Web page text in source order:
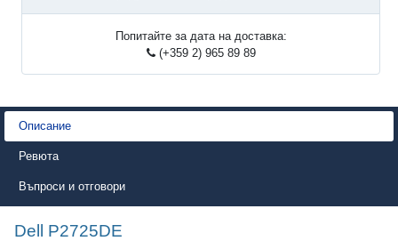
Попитайте за дата на доставка:
(+359 2) 965 89 89
Описание
Ревюта
Въпроси и отговори
Dell P2725DE